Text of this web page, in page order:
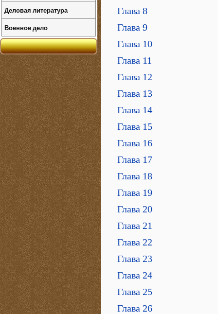
Глава 8
Глава 9
Глава 10
Глава 11
Глава 12
Глава 13
Глава 14
Глава 15
Глава 16
Глава 17
Глава 18
Глава 19
Глава 20
Глава 21
Глава 22
Глава 23
Глава 24
Глава 25
Глава 26
Деловая литература
Военное дело